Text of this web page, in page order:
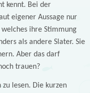
kennt. Bei der
eigener Aussage nur
ihre Stimmung
als andere Slater. Sie
Aber das darf
trauen?
lesen. Die kurzen